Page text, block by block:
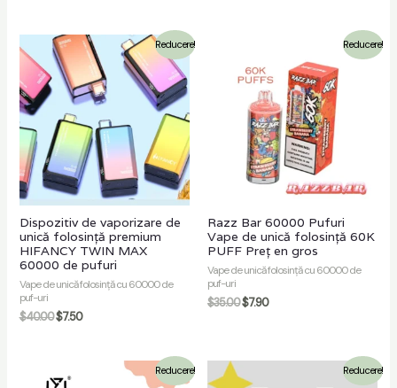
Reducere!
Dispozitiv de vaporizare de
unică folosință premium
HIFANCY TWIN MAX
60000 de pufuri
Vape de unică folosință cu 60000 de
puf-uri
$40.00$7.50
Reducere!
Razz Bar 60000 Pufuri
Vape de unică folosință 60K
PUFF Preț en gros
Vape de unică folosință cu 60000 de
puf-uri
$35.00$7.90
Reducere! Reducere!